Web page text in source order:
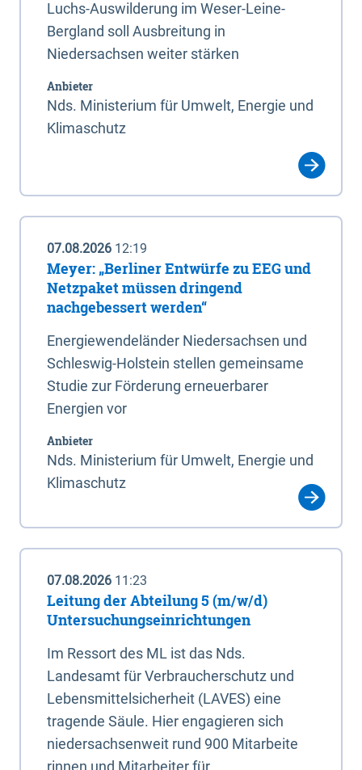
Luchs-Auswilderung im Weser-Leine-
Bergland soll Ausbreitung in
Niedersachsen weiter stärken
Anbieter
Nds. Ministerium für Umwelt, Energie und
Klimaschutz
07.08.2026 12:19
Meyer: „Berliner Entwürfe zu EEG und
Netzpaket müssen dringend
nachgebessert werden“
Energiewendeländer Niedersachsen und
Schleswig-Holstein stellen gemeinsame
Studie zur Förderung erneuerbarer
Energien vor
Anbieter
Nds. Ministerium für Umwelt, Energie und
Klimaschutz
07.08.2026 11:23
Leitung der Abteilung 5 (m/w/d)
Untersuchungseinrichtungen
Im Ressort des ML ist das Nds.
Landesamt für Verbraucherschutz und
Lebensmittelsicherheit (LAVES) eine
tragende Säule. Hier engagieren sich
niedersachsenweit rund 900 Mitarbeite